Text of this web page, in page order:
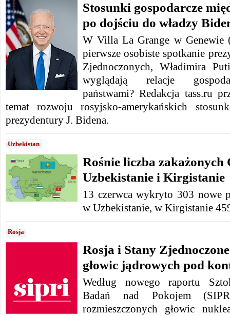
Stosunki gospodarcze
po dojściu do władzy
W Villa La Grange w Genewie
pierwsze osobiste spotkanie
Zjednoczonych, Władimira
wyglądają relacje
państwami? Redakcja tass.ru
temat rozwoju rosyjsko-amerykańskich
prezydentury J. Bidena.
Uzbekistan
Rośnie liczba
Uzbekistanie i Kirgistanie
13 czerwca wykryto 303 nowe
w Uzbekistanie, w Kirgistanie
Rosja
Rosja i Stany
głowic jądrowych pod
Według nowego raportu
Badań nad Pokojem
rozmieszczonych głowic